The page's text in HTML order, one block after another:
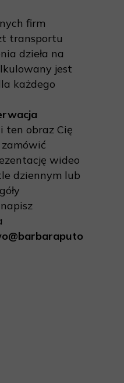
firm
transportu
dzieła na
jest
każdego
ten obraz Cię
zamówić
wideo
dziennym lub